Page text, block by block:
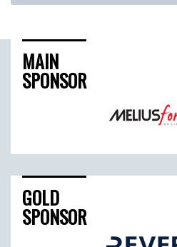
MAIN
SPONSOR
GOLD
SPONSOR